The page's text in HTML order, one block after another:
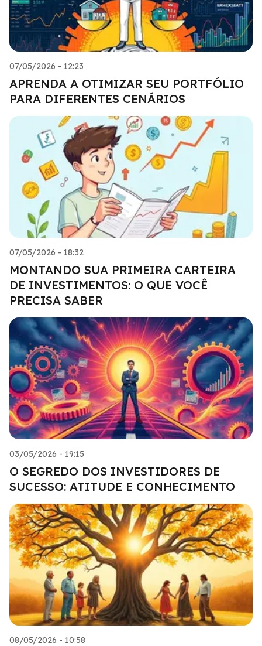
07/05/2026 - 12:23
APRENDA A OTIMIZAR SEU PORTFÓLIO
PARA DIFERENTES CENÁRIOS
07/05/2026 - 18:32
MONTANDO SUA PRIMEIRA CARTEIRA
DE INVESTIMENTOS: O QUE VOCÊ
PRECISA SABER
03/05/2026 - 19:15
O SEGREDO DOS INVESTIDORES DE
SUCESSO: ATITUDE E CONHECIMENTO
08/05/2026 - 10:58